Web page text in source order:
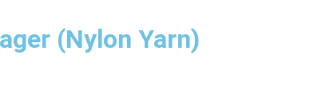
(Nylon Yarn)